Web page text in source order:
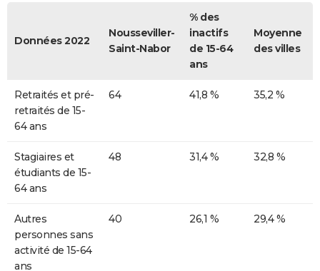
Données 2022
Nousseviller-
Saint-Nabor
% des
inactifs
de 15-64
ans
Moyenne
des villes
Retraités et pré-
retraités de 15-
64 ans
64 41,8 % 35,2 %
Stagiaires et
étudiants de 15-
64 ans
48 31,4 % 32,8 %
Autres
personnes sans
activité de 15-64
ans
40 26,1 % 29,4 %